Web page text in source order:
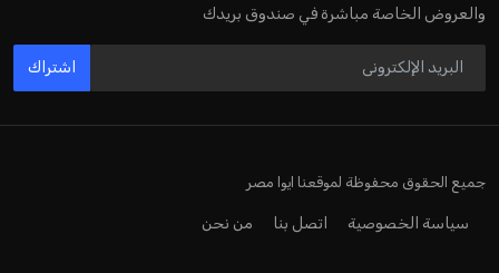
والعروض الخاصة مباشرة في صندوق بريدك
اشتراك
جميع الحقوق محفوظة لموقعنا ايوا مصر
سياسة الخصوصية اتصل بنا من نحن